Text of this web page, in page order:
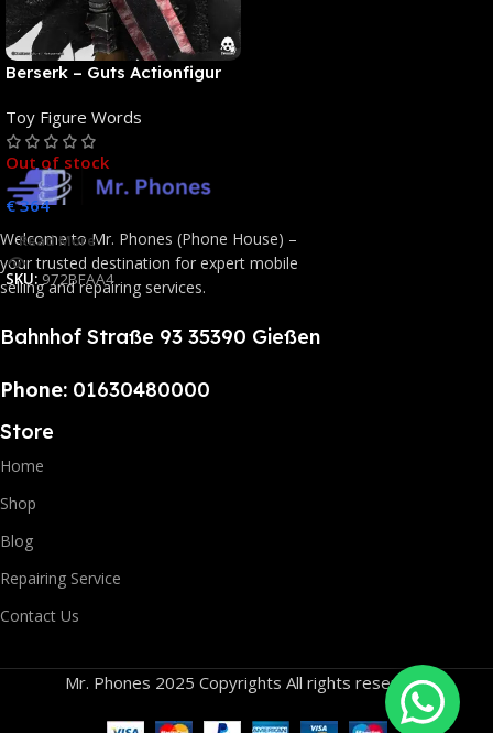
Berserk – Guts Actionfigur
Toy Figure Words
Out of stock
€364
Read More
SKU: 972BFAA4
Welcome to Mr. Phones (Phone House) –
your trusted destination for expert mobile
selling and repairing services.
Bahnhof Straße 93 35390 Gießen
Phone: 01630480000
Store
Home
Shop
Blog
Repairing Service
Contact Us
Mr. Phones 2025 Copyrights All rights reserved.